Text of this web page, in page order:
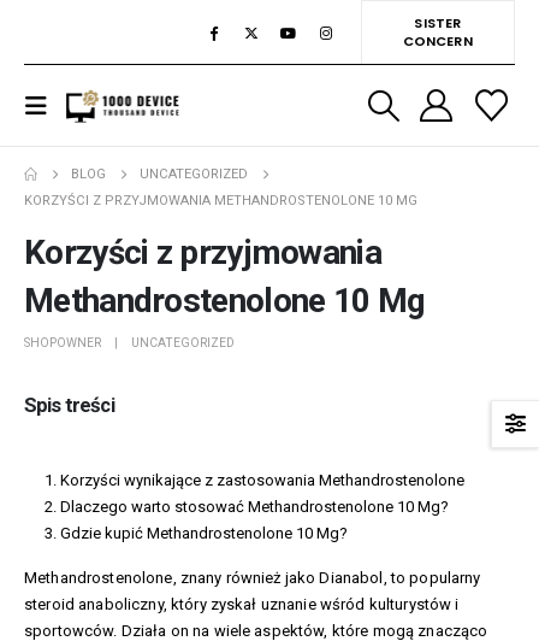
SISTER
CONCERN
BLOG
UNCATEGORIZED
KORZYŚCI Z PRZYJMOWANIA METHANDROSTENOLONE 10 MG
Korzyści z przyjmowania
Methandrostenolone 10 Mg
SHOPOWNER UNCATEGORIZED
Spis treści
Korzyści wynikające z zastosowania Methandrostenolone
Dlaczego warto stosować Methandrostenolone 10 Mg?
Gdzie kupić Methandrostenolone 10 Mg?
Methandrostenolone, znany również jako Dianabol, to popularny
steroid anaboliczny, który zyskał uznanie wśród kulturystów i
sportowców. Działa on na wiele aspektów, które mogą znacząco